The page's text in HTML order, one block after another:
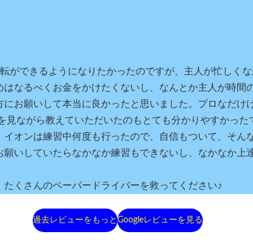
できるようになりたかったのですが、主人が忙しく
なるべくお金をかけたくないし、なんとか主人が時間
お願いして本当に良かったと思いました。プロなだけ
ながら教えていただいたのもとても分かりやすかった
オンは練習中何度も行ったので、自信もついて、そん
いしていたらなかなか練習もできないし、なかなか上
くさんのペーパードライバーを救ってください♪
過去レビューをもっとGoogleレビューを見る